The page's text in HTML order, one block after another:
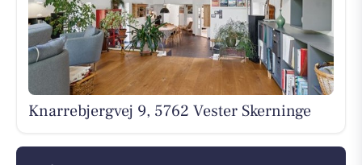
Knarrebjergvej 9, 5762 Vester Skerninge